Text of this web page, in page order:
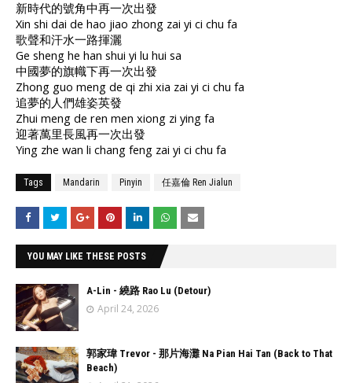
新時代的號角中再一次出發
Xin shi dai de hao jiao zhong zai yi ci chu fa
歌聲和汗水一路揮灑
Ge sheng he han shui yi lu hui sa
中國夢的旗幟下再一次出發
Zhong guo meng de qi zhi xia zai yi ci chu fa
追夢的人們雄姿英發
Zhui meng de ren men xiong zi ying fa
迎著萬里長風再一次出發
Ying zhe wan li chang feng zai yi ci chu fa
Tags Mandarin Pinyin 任嘉倫 Ren Jialun
YOU MAY LIKE THESE POSTS
A-Lin - 繞路 Rao Lu (Detour)
April 24, 2026
郭家瑋 Trevor - 那片海灘 Na Pian Hai Tan (Back to That
Beach)